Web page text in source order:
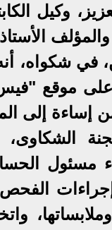
وكيل
في شكواه،
موقع
إساءة إلى
الشكاوى،
مسئول
الفحص